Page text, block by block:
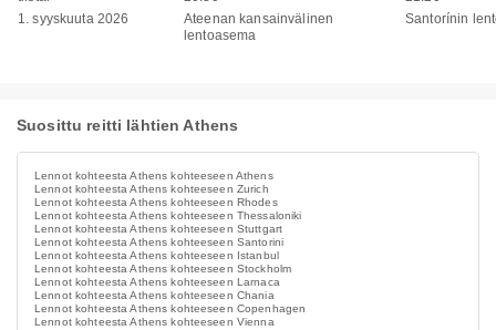
1. syyskuuta 2026
Ateenan kansainvälinen
lentoasema
Santorínin
Suosittu reitti lähtien Athens
Lennot kohteesta Athens kohteeseen Athens
Lennot kohteesta Athens kohteeseen Zurich
Lennot kohteesta Athens kohteeseen Rhodes
Lennot kohteesta Athens kohteeseen Thessaloniki
Lennot kohteesta Athens kohteeseen Stuttgart
Lennot kohteesta Athens kohteeseen Santorini
Lennot kohteesta Athens kohteeseen Istanbul
Lennot kohteesta Athens kohteeseen Stockholm
Lennot kohteesta Athens kohteeseen Larnaca
Lennot kohteesta Athens kohteeseen Chania
Lennot kohteesta Athens kohteeseen Copenhagen
Lennot kohteesta Athens kohteeseen Vienna